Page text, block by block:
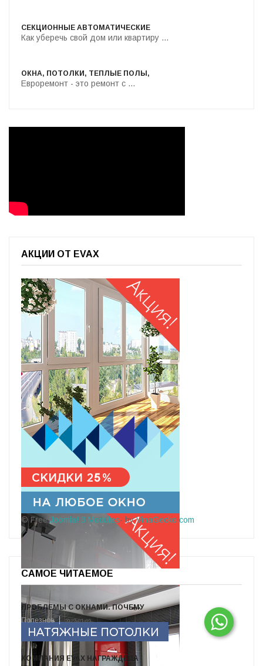
СЕКЦИОННЫЕ АВТОМАТИЧЕСКИЕ
Как уберечь свой дом или квартиру ...
ОКНА, ПОТОЛКИ, ТЕПЛЫЕ ПОЛЫ,
Евроремонт - это ремонт с ...
АКЦИИ ОТ EVAX
© FreeJoomla! 3 Modules- byVinaGecko.com
САМОЕ ЧИТАЕМОЕ
ПРОБЛЕМЫ С ОКНАМИ. ПОЧЕМУ
Полезное
2023-01-09
КОМПАНИЯ EVAX НАГРАЖДЕНА